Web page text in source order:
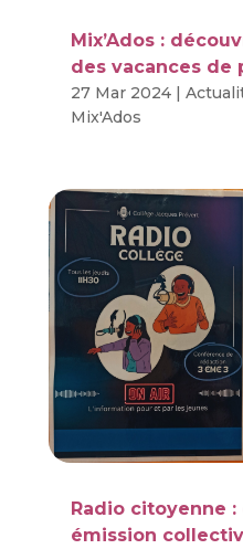
Mix’Ados :
des vacances de
27 Mar 2024|
Mix'Ados
Radio citoyenne :
émission